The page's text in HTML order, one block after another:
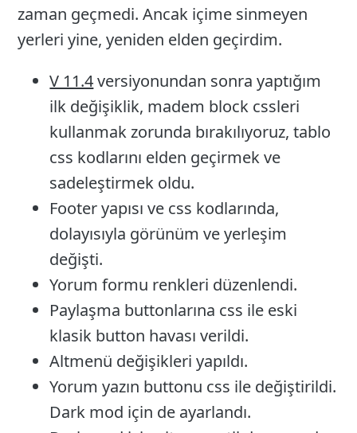
zaman geçmedi. Ancak içime sinmeyen
yerleri yine, yeniden elden geçirdim.
V 11.4versiyonundan sonra yaptığım
ilk değişiklik, madem block cssleri
kullanmak zorunda bırakılıyoruz, tablo
css kodlarını elden geçirmek ve
sadeleştirmek oldu.
Footer yapısı ve css kodlarında,
dolayısıyla görünüm ve yerleşim
değişti.
Yorum formu renkleri düzenlendi.
Paylaşma buttonlarına css ile eski
klasik button havası verildi.
Altmenü değişikleri yapıldı.
Yorum yazın buttonu css ile değiştirildi.
Dark mod için de ayarlandı.